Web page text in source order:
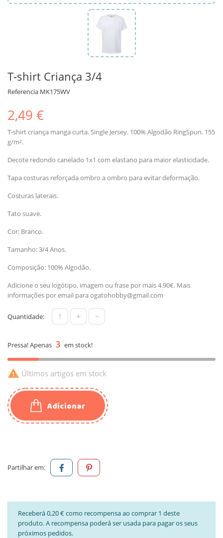
T-shirt Criança 3/4
Referencia MK175WV
2,49 €
T-shirt criança manga curta. Single Jersey. 100% Algodão RingSpun. 155
g/m².
Decote redondo canelado 1x1 com elastano para maior elasticidade.
Tapa costuras reforçada ombro a ombro para evitar deformação.
Costuras laterais.
Tato suave.
Cor: Branco.
Tamanho: 3/4 Anos.
Composição: 100% Algodão.
Adicione o seu logótipo, imagem ou frase por mais 4.90€. Mais
informações por email para ogatohobby@gmail.com
Quantidade: + -
Pressa! Apenas 3 em stock!
 Últimos artigos em stock
Adicionar
Partilhar em:
Receberá 0,20 € como recompensa ao comprar 1 deste
produto. A recompensa poderá ser usada para pagar os seus
próximos pedidos.